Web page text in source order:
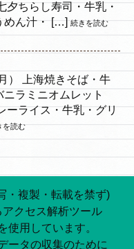
夕ちらし寿司・牛乳・
めん汁・ […] 続きを読む
上海焼きそば・牛
ラミニオムレット
ーライス・牛乳・グリ
を読む
・複製・転載を禁ず)
クセス解析ツール
使用しています。
ータの収集のために